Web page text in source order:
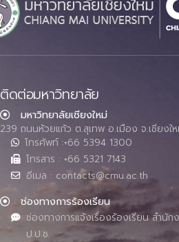
ติดต่อมหาวิทยาลัย
มหาวิทยาลัยเชียงใหม่
239 ถนนห้วยแก้ว ต.สุเทพ อ.เมือง จ.เชียง
โทรศัพท์ :+66 5394 1300
โทรสาร : +66 5321 7143
อีเมล : contacts@cmu.ac.th
ช่องทางการร้องเรียน
ช่องทางการแจ้งเรื่องร้องเรียน สำนัก
ป.ป.ช.